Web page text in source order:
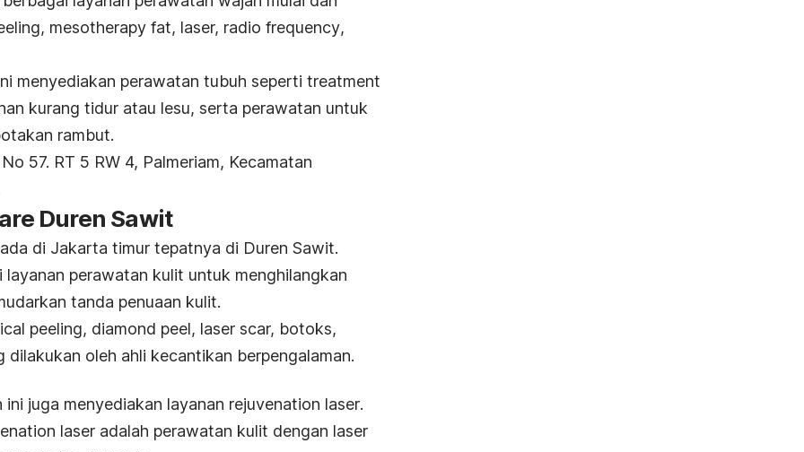
, mesotherapy fat, laser, radio frequency,
menyediakan perawatan tubuh seperti treatment
kurang tidur atau lesu, serta perawatan untuk
rambut.
57. RT 5 RW 4, Palmeriam, Kecamatan
Duren Sawit
di Jakarta timur tepatnya di Duren Sawit.
perawatan kulit untuk menghilangkan
tanda penuaan kulit.
peeling, diamond peel, laser scar, botoks,
dilakukan oleh ahli kecantikan berpengalaman.
juga menyediakan layanan rejuvenation laser.
laser adalah perawatan kulit dengan laser